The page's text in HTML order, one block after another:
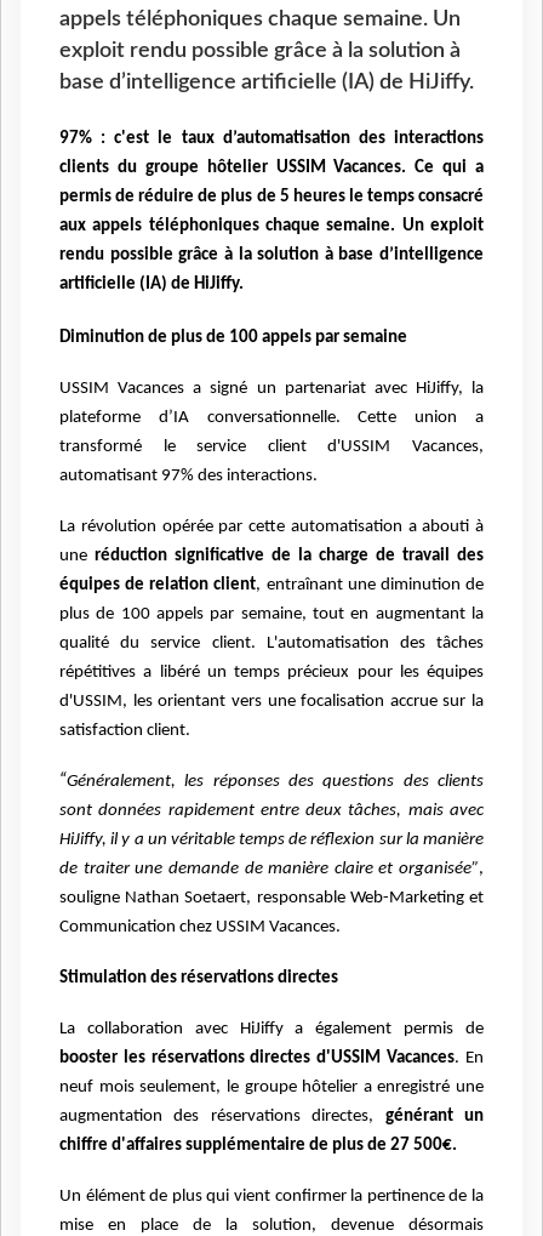
appels téléphoniques chaque semaine. Un
exploit rendu possible grâce à la solution à
base d’intelligence artificielle (IA) de HiJiffy.
97% : c'est le taux d’automatisation des interactions
clients du groupe hôtelier USSIM Vacances. Ce qui a
permis de réduire de plus de 5 heures le temps consacré
aux appels téléphoniques chaque semaine. Un exploit
rendu possible grâce à la solution à base d’intelligence
artificielle (IA) de HiJiffy.
Diminution de plus de 100 appels par semaine
USSIM Vacances a signé un partenariat avec HiJiffy, la
plateforme d’IA conversationnelle. Cette union a
transformé le service client d'USSIM Vacances,
automatisant 97% des interactions.
La révolution opérée par cette automatisation a abouti à
une réduction significative de la charge de travail des
équipes de relation client, entraînant une diminution de
plus de 100 appels par semaine, tout en augmentant la
qualité du service client. L'automatisation des tâches
répétitives a libéré un temps précieux pour les équipes
d'USSIM, les orientant vers une focalisation accrue sur la
satisfaction client.
“Généralement, les réponses des questions des clients
sont données rapidement entre deux tâches, mais avec
HiJiffy, il y a un véritable temps de réflexion sur la manière
de traiter une demande de manière claire et organisée”,
souligne Nathan Soetaert, responsable Web-Marketing et
Communication chez USSIM Vacances.
Stimulation des réservations directes
La collaboration avec HiJiffy a également permis de
booster les réservations directes d'USSIM Vacances. En
neuf mois seulement, le groupe hôtelier a enregistré une
augmentation des réservations directes, générant un
chiffre d'affaires supplémentaire de plus de 27 500€.
Un élément de plus qui vient confirmer la pertinence de la
mise en place de la solution, devenue désormais